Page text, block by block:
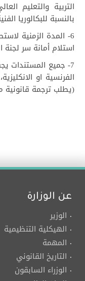
التربية والتعليم
بالنسبة للبكالوريا الفنية.
6- المدة الزمنية
استلام أمانة سر لجنة
7- جميع المستندات
الفرنسية او
(يطلب ترجمة
عن الوزارة
الوزير
الهيكلية التنظيمية
المهمة
التاريخ القانوني
الوزراء السابقون